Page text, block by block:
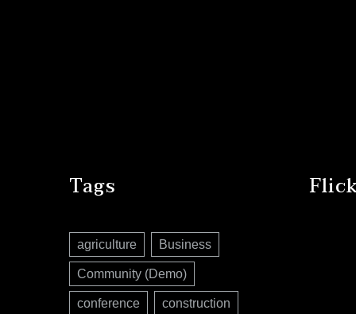
Tags
agriculture Business
Community (Demo)
conference construction